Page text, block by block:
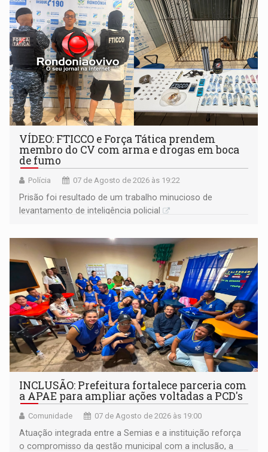
VÍDEO: FTICCO e Força Tática prendem
membro do CV com arma e drogas em boca
de fumo
Polícia 07 de Agosto de 2026 às 19:22
Prisão foi resultado de um trabalho minucioso de
levantamento de inteligência policial
INCLUSÃO: Prefeitura fortalece parceria com
a APAE para ampliar ações voltadas a PCD's
Comunidade 07 de Agosto de 2026 às 19:00
Atuação integrada entre a Semias e a instituição reforça
o compromisso da gestão municipal com a inclusão, a